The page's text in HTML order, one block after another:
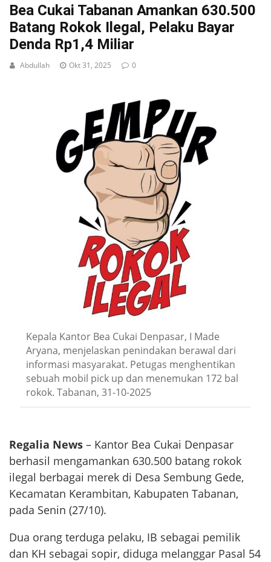
Bea Cukai Tabanan Amankan 630.500
Batang Rokok Ilegal, Pelaku Bayar
Denda Rp1,4 Miliar
Abdullah Okt 31, 2025 0
Kepala Kantor Bea Cukai Denpasar, I Made
Aryana, menjelaskan penindakan berawal dari
informasi masyarakat. Petugas menghentikan
sebuah mobil pick up dan menemukan 172 bal
rokok. Tabanan, 31-10-2025
Regalia News – Kantor Bea Cukai Denpasar
berhasil mengamankan 630.500 batang rokok
ilegal berbagai merek di Desa Sembung Gede,
Kecamatan Kerambitan, Kabupaten Tabanan,
pada Senin (27/10).
Dua orang terduga pelaku, IB sebagai pemilik
dan KH sebagai sopir, diduga melanggar Pasal 54